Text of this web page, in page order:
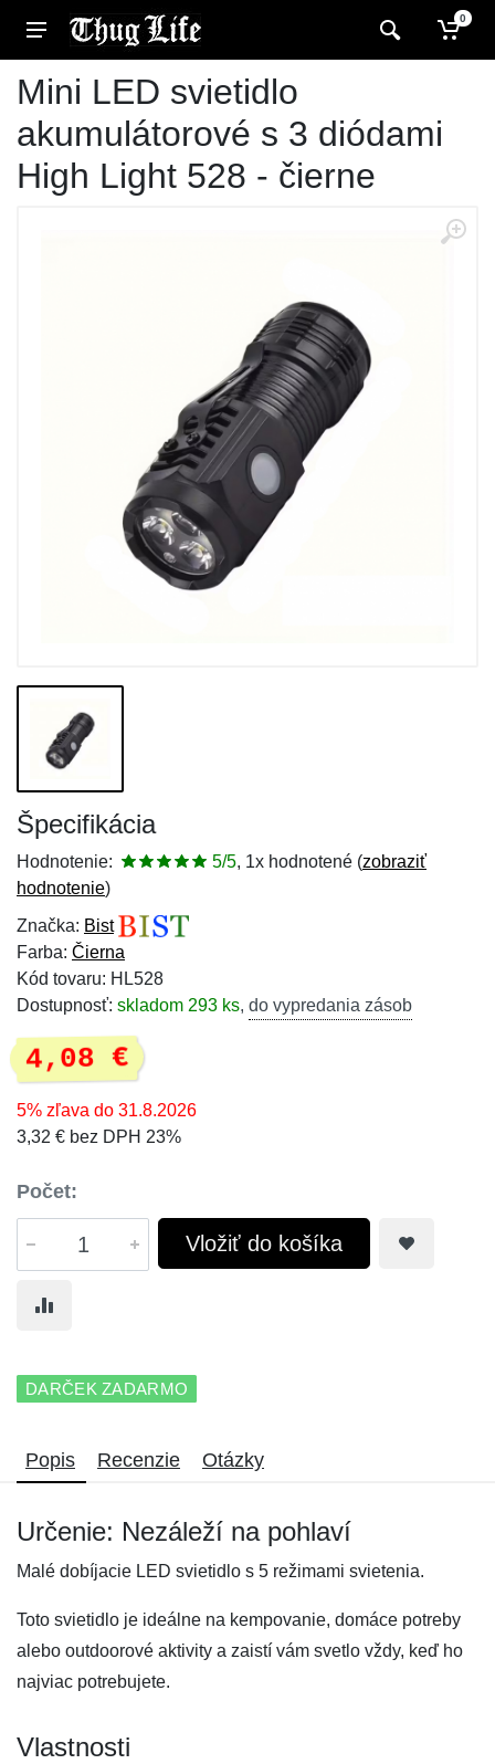
0
Mini LED svietidlo
akumulátorové s 3 diódami
High Light 528 - čierne
Špecifikácia
Hodnotenie: 5/5, 1x hodnotené (zobraziť
hodnotenie)
Značka: Bist
Farba: Čierna
Kód tovaru: HL528
Dostupnosť: skladom 293 ks, do vypredania zásob
4,08 €
5% zľava do 31.8.2026
3,32 € bez DPH 23%
Počet:
Vložiť do košíka
DARČEK ZADARMO
Popis Recenzie Otázky
Určenie: Nezáleží na pohlaví
Malé dobíjacie LED svietidlo s 5 režimami svietenia.
Toto svietidlo je ideálne na kempovanie, domáce potreby
alebo outdoorové aktivity a zaistí vám svetlo vždy, keď ho
najviac potrebujete.
Vlastnosti